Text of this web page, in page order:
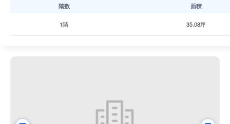
階数 面積
1階 35.08坪